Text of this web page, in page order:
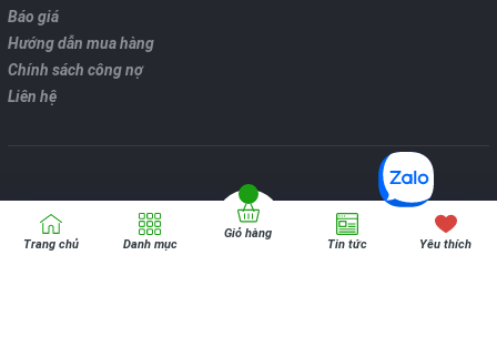
Báo giá
Hướng dẫn mua hàng
Chính sách công nợ
Liên hệ
Bản quyển thuộc về VPP ONLINE
Trang chủ Danh mục
Giỏ hàng
Tin tức Yêu thích